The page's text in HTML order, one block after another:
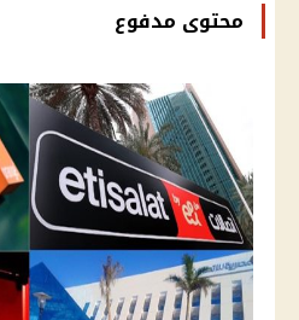
محتوى مدفوع